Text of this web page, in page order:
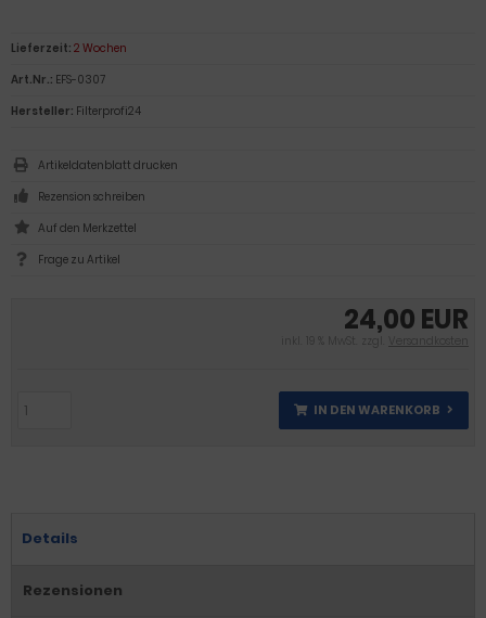
24,00 EUR
inkl. 19 % MwSt. zzgl. Versandkosten
IN DEN WARENKORB
Lieferzeit: 2 Wochen
Art.Nr.: EFS-0307
Hersteller: Filterprofi24
Artikeldatenblatt drucken
Rezension schreiben
Frage zu Artikel
Details
Rezensionen